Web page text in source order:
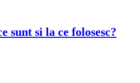
sunt si la ce folosesc?